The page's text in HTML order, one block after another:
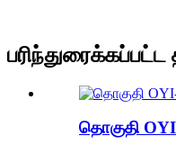
பரிந்துரைக்கப்பட்ட
தொகுதி